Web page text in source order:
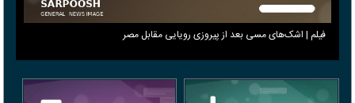
فیلم | اشک‌های مسی بعد از پیروزی رویایی مقابل مصر